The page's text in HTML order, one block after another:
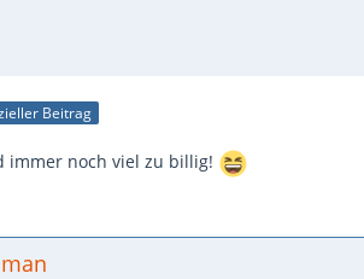
Beitrag
immer noch viel zu billig!